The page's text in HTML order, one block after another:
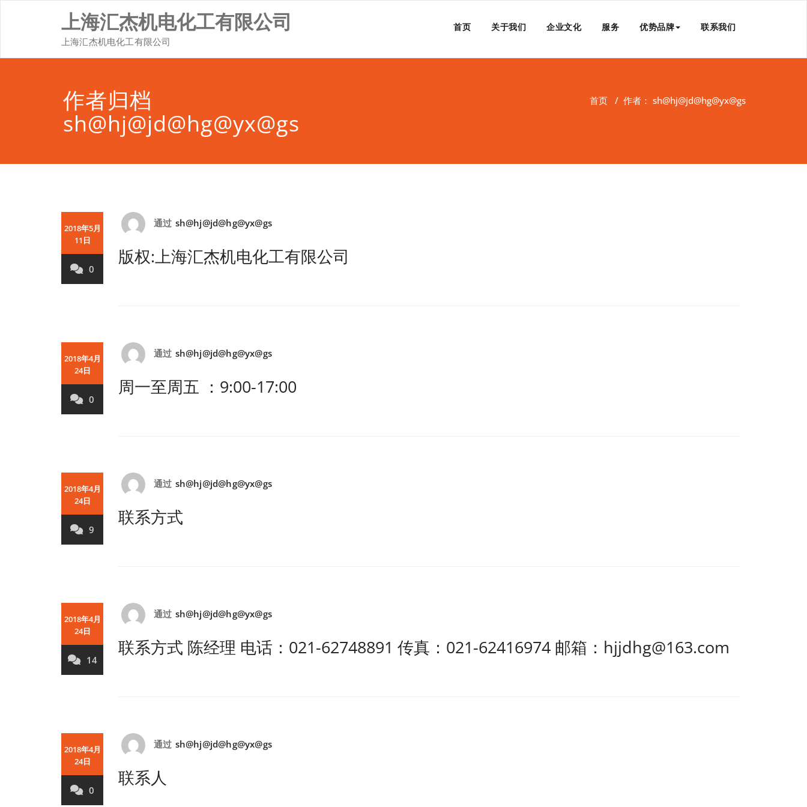
上海汇杰机电化工有限公司
上海汇杰机电化工有限公司
首页 关于我们 企业文化 服务 优势品牌 联系我们
作者归档
sh@hj@jd@hg@yx@gs
首页 / 作者： sh@hj@jd@hg@yx@gs
2018年5月
11日
0
通过 sh@hj@jd@hg@yx@gs
版权:上海汇杰机电化工有限公司
2018年4月
24日
0
通过 sh@hj@jd@hg@yx@gs
周一至周五 ：9:00-17:00
2018年4月
24日
9
通过 sh@hj@jd@hg@yx@gs
联系方式
2018年4月
24日
14
通过 sh@hj@jd@hg@yx@gs
联系方式 陈经理 电话：021-62748891 传真：021-62416974 邮箱：hjjdhg@163.com
2018年4月
24日
0
通过 sh@hj@jd@hg@yx@gs
联系人